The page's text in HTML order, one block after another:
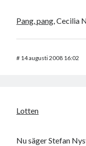
Pang, pang,Cecilia
# 14 augusti 2008 16:02
Lotten
Nu säger Stefan